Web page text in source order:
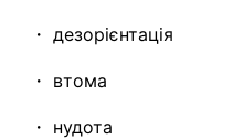
・ дезорієнтація
・ втома
・ нудота